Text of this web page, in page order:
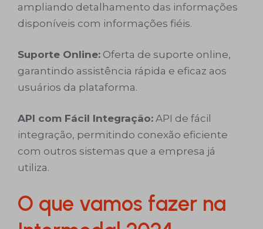
ampliando detalhamento das informações
disponíveis com informações fiéis.
Suporte Online: Oferta de suporte online,
garantindo assistência rápida e eficaz aos
usuários da plataforma.
API com Fácil Integração: API de fácil
integração, permitindo conexão eficiente
com outros sistemas que a empresa já
utiliza.
O que vamos fazer na